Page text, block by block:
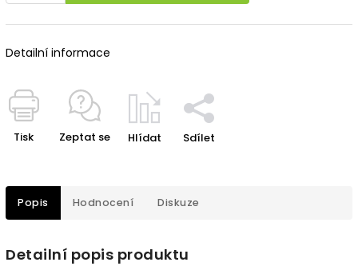
Detailní informace
Tisk Zeptat se Hlídat Sdílet
Popis Hodnocení Diskuze
Detailní popis produktu